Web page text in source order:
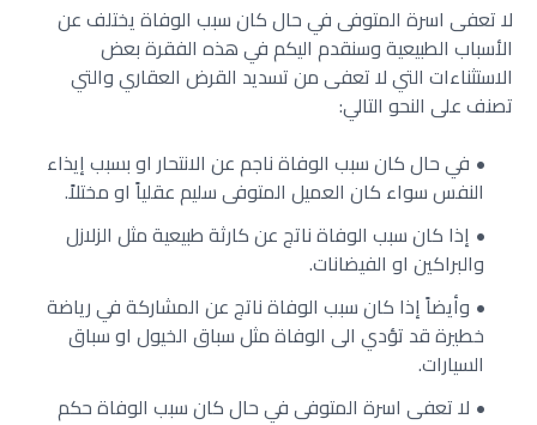
لا تعفى اسرة المتوفى في حال كان سبب الوفاة يختلف عن
الأسباب الطبيعية وسنقدم اليكم في هذه الفقرة بعض
الاستثناءات التي لا تعفى من تسديد القرض العقاري والتي
تصنف على النحو التالي:
في حال كان سبب الوفاة ناجم عن الانتحار او بسبب إيذاء
النفس سواء كان العميل المتوفى سليم عقلياً او مختلاً.
إذا كان سبب الوفاة ناتج عن كارثة طبيعية مثل الزلازل
والبراكين او الفيضانات.
وأيضاً إذا كان سبب الوفاة ناتج عن المشاركة في رياضة
خطيرة قد تؤدي الى الوفاة مثل سباق الخيول او سباق
السيارات.
لا تعفى اسرة المتوفى في حال كان سبب الوفاة حكم